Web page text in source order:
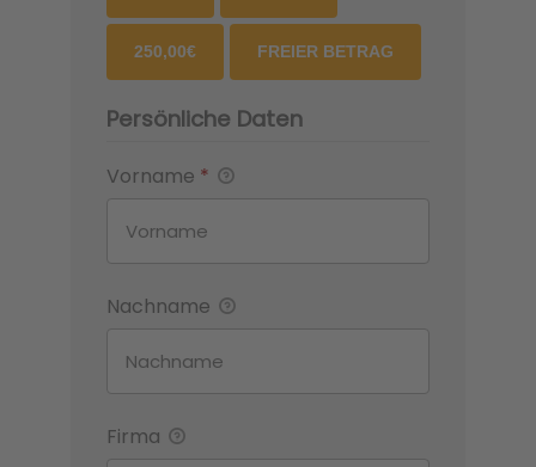
250,00€ FREIER BETRAG
Persönliche Daten
Vorname *
Nachname
Firma